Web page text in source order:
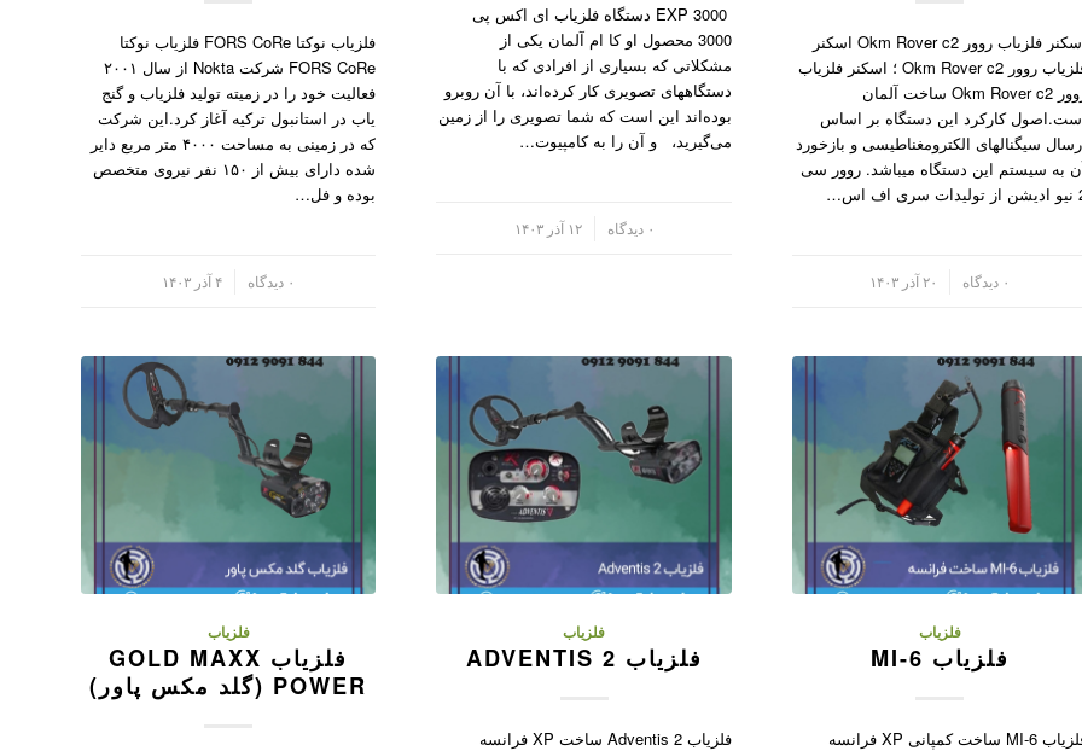
اسکنر فلزیاب روور Okm Rover c2 اسکنر
فلزیاب روور Okm Rover c2 ؛ اسکنر فلزیاب
روور Okm Rover c2 ساخت آلمان
کارکرد این دستگاه بر اساس
سیگنالهای الکترومغناطیسی و بازخورد
به سیستم این دستگاه میباشد. روور سی
اف اس…
۰ دیدگاه ۲۰ آذر ۱۴۰۳
EXP 3000 دستگاه فلزیاب ای اکس پی
3000 محصول او کا ام آلمان یکی از
مشکلاتی که بسیاری از افرادی که با
دستگاههای تصویری کار کرده‌اند، با آن روبرو
بوده‌اند این است که شما تصویری را از زمین
می‌گیرید، و آن را به کامپیو‌ت…
۰ دیدگاه ۱۲ آذر ۱۴۰۳
فلزیاب نوکتا FORS CoRe فلزیاب نوکتا
FORS CoRe شرکت Nokta از سال ۲۰۰۱
فعالیت خود را در زمیته تولید فلزیاب و گنج
یاب در استانبول ترکیه آغاز کرد.این شرکت
که در زمینی به مساحت ۴۰۰۰ متر مربع دایر
شده دارای بیش از ۱۵۰ نفر نیروی متخصص
بوده و فل…
۰ دیدگاه ۴ آذر ۱۴۰۳
فلزیاب
فلزیاب MI-6
فلزیاب MI-6 ساخت کمپانی XP فرانسه
فلزیاب
فلزیاب ADVENTIS 2
فلزیاب Adventis 2 ساخت XP فرانسه
فلزیاب
فلزیاب GOLD MAXX
POWER (گلد مکس پاور)